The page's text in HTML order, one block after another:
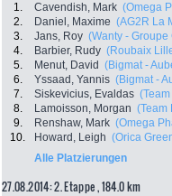
1. Cavendish, Mark (Omega
2.
Daniel, Maxime (AG2R La
3.
Jans, Roy (Wanty - Groupe
4.
Barbier, Rudy (Roubaix
5.
Menut, David (Bigmat -
6.
Yssaad, Yannis (Bigmat -
7.
Siskevicius, Evaldas
8.
Lamoisson, Morgan (Team
9.
Renshaw, Mark (Omega
10.
Howard, Leigh (Orica
Alle Platzierungen
27.08.2014: 2. Etappe , 184.0 km